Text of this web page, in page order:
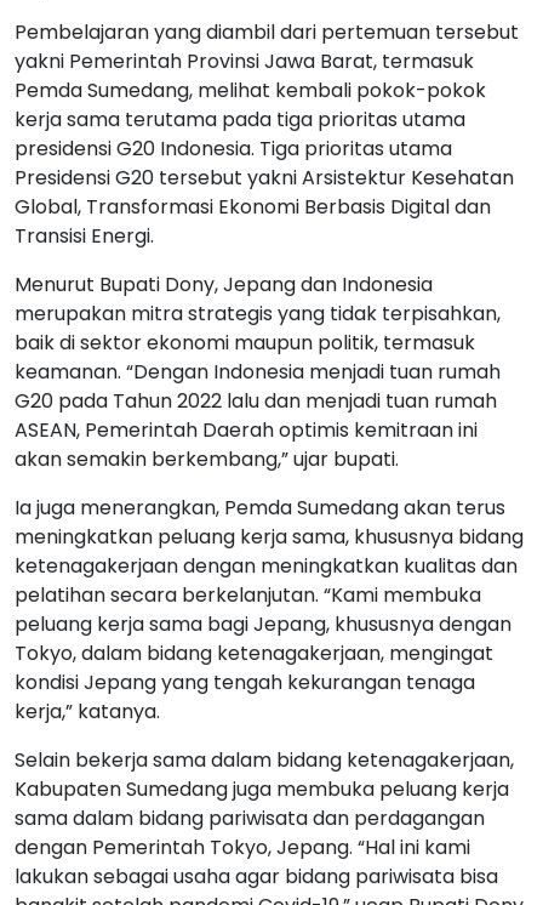
Pembelajaran yang diambil dari pertemuan tersebut
yakni Pemerintah Provinsi Jawa Barat, termasuk
Pemda Sumedang, melihat kembali pokok-pokok
kerja sama terutama pada tiga prioritas utama
presidensi G20 Indonesia. Tiga prioritas utama
Presidensi G20 tersebut yakni Arsistektur Kesehatan
Global, Transformasi Ekonomi Berbasis Digital dan
Transisi Energi.
Menurut Bupati Dony, Jepang dan Indonesia
merupakan mitra strategis yang tidak terpisahkan,
baik di sektor ekonomi maupun politik, termasuk
keamanan. “Dengan Indonesia menjadi tuan rumah
G20 pada Tahun 2022 lalu dan menjadi tuan rumah
ASEAN, Pemerintah Daerah optimis kemitraan ini
akan semakin berkembang,” ujar bupati.
Ia juga menerangkan, Pemda Sumedang akan terus
meningkatkan peluang kerja sama, khususnya bidang
ketenagakerjaan dengan meningkatkan kualitas dan
pelatihan secara berkelanjutan. “Kami membuka
peluang kerja sama bagi Jepang, khususnya dengan
Tokyo, dalam bidang ketenagakerjaan, mengingat
kondisi Jepang yang tengah kekurangan tenaga
kerja,” katanya.
Selain bekerja sama dalam bidang ketenagakerjaan,
Kabupaten Sumedang juga membuka peluang kerja
sama dalam bidang pariwisata dan perdagangan
dengan Pemerintah Tokyo, Jepang. “Hal ini kami
lakukan sebagai usaha agar bidang pariwisata bisa